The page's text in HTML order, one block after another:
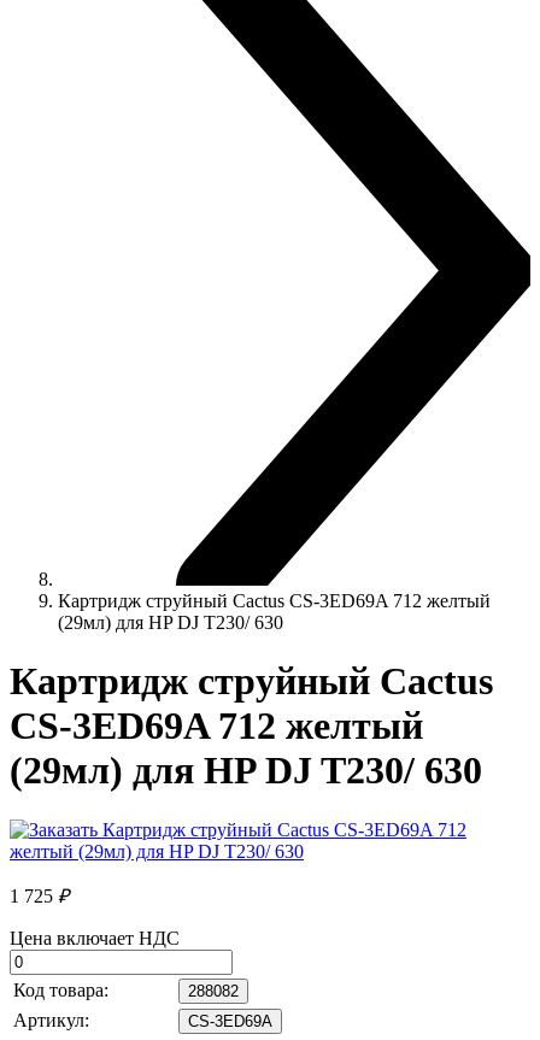
Картридж струйный Cactus CS-3ED69A 712 желтый
(29мл) для HP DJ T230/ 630
Картридж струйный Cactus
CS-3ED69A 712 желтый
(29мл) для HP DJ T230/ 630
1 725 ₽
Цена включает НДС
Код товара: 288082
Артикул: CS-3ED69A